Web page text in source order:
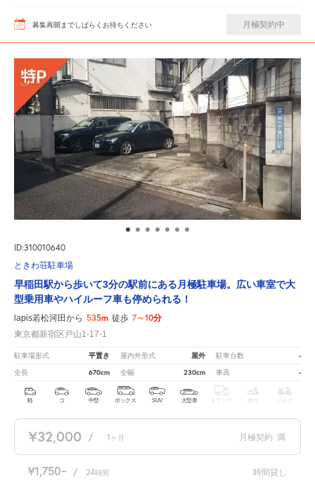
募集再開までしばらくお待ちください 月極契約中
ID:310010640
ときわ荘駐車場
早稲田駅から歩いて3分の駅前にある月極駐車場。広い車室で大
型乗用車やハイルーフ車も停められる！
lapis若松河田から 535m 徒歩 7～10分
東京都新宿区戸山1-17-1
駐車場形式 平置き 屋内外形式 屋外 駐車台数 -
全長 670cm 全幅 230cm 車高 -
軽 コ 中型 ボックス SUV 大型車 トラック 原付 バイク
¥32,000 / 1 ヶ月 月極契約 満
¥1,750 / 24時間 時間貸し